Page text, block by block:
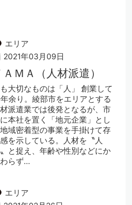
エリア
2021年03月09日
ＡＭＡ（人材派遣）
大切なものは「人」 創業して
余り。綾部市をエリアとする
派遣業では後発となるが、市
本社を置く「地元企業」とし
域密着型の事業を手掛けて存
を示している。人材を〝人
と捉え、年齢や性別などにか
らず…
エリア